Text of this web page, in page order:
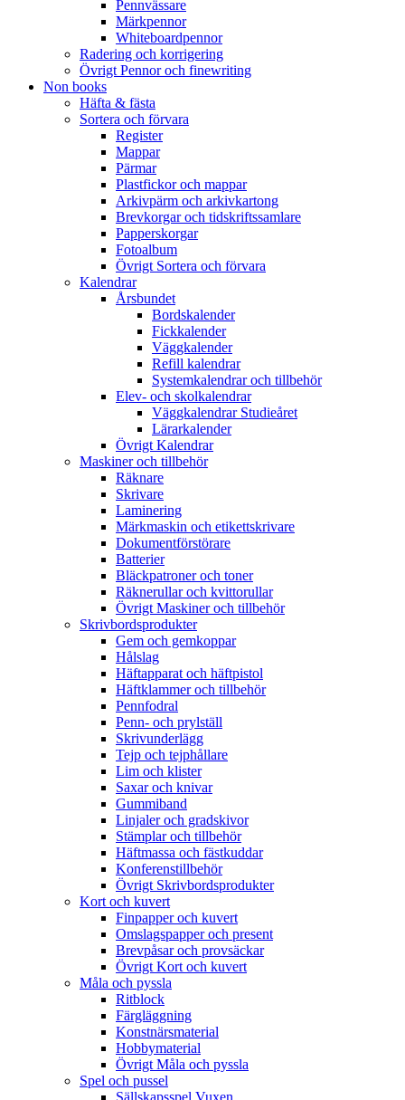
Pennvässare
Märkpennor
Whiteboardpennor
Radering och korrigering
Övrigt Pennor och finewriting
Non books
Häfta & fästa
Sortera och förvara
Register
Mappar
Pärmar
Plastfickor och mappar
Arkivpärm och arkivkartong
Brevkorgar och tidskriftssamlare
Papperskorgar
Fotoalbum
Övrigt Sortera och förvara
Kalendrar
Årsbundet
Bordskalender
Fickkalender
Väggkalender
Refill kalendrar
Systemkalendrar och tillbehör
Elev- och skolkalendrar
Väggkalendrar Studieåret
Lärarkalender
Övrigt Kalendrar
Maskiner och tillbehör
Räknare
Skrivare
Laminering
Märkmaskin och etikettskrivare
Dokumentförstörare
Batterier
Bläckpatroner och toner
Räknerullar och kvittorullar
Övrigt Maskiner och tillbehör
Skrivbordsprodukter
Gem och gemkoppar
Hålslag
Häftapparat och häftpistol
Häftklammer och tillbehör
Pennfodral
Penn- och prylställ
Skrivunderlägg
Tejp och tejphållare
Lim och klister
Saxar och knivar
Gummiband
Linjaler och gradskivor
Stämplar och tillbehör
Häftmassa och fästkuddar
Konferenstillbehör
Övrigt Skrivbordsprodukter
Kort och kuvert
Finpapper och kuvert
Omslagspapper och present
Brevpåsar och provsäckar
Övrigt Kort och kuvert
Måla och pyssla
Ritblock
Färgläggning
Konstnärsmaterial
Hobbymaterial
Övrigt Måla och pyssla
Spel och pussel
Sällskapsspel Vuxen